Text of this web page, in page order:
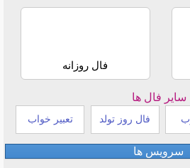
فال روزانه
سایر فال ها
فال روز تولد تعبیر خواب
سرویس ها